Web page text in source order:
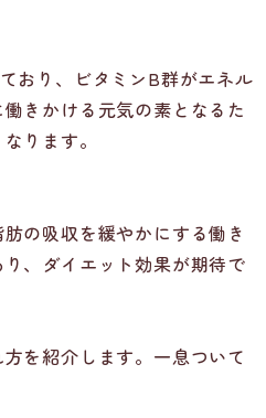
おり、ビタミンB群がエネル
きかける元気の素となるた
ります。
の吸収を緩やかにする働き
、ダイエット効果が期待で
を紹介します。一息ついて